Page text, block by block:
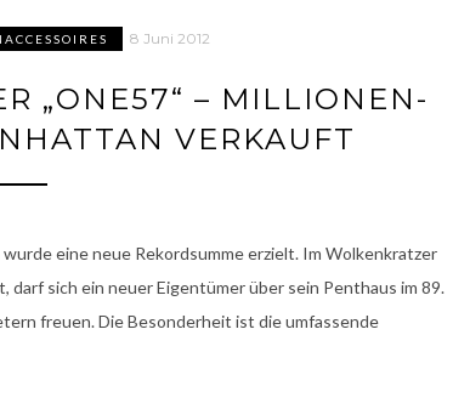
8 Juni 2012
„ONE57“ – MILLIONEN-
VERKAUFT
eine neue Rekordsumme erzielt. Im Wolkenkratzer
sich ein neuer Eigentümer über sein Penthaus im 89.
freuen. Die Besonderheit ist die umfassende